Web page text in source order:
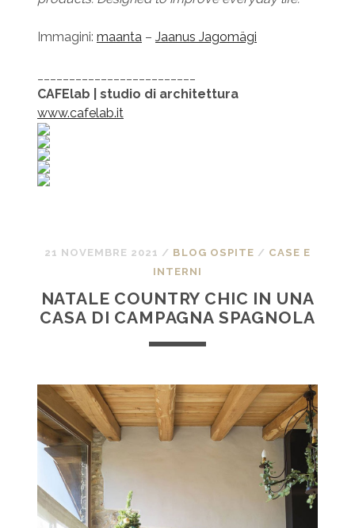
Immagini: maanta– Jaanus Jagomägi
CAFElab | studio di architettura
www.cafelab.it
21 NOVEMBRE 2021 / BLOG OSPITE / CASE E
INTERNI
NATALE COUNTRY CHIC IN UNA
CASA DI CAMPAGNA SPAGNOLA